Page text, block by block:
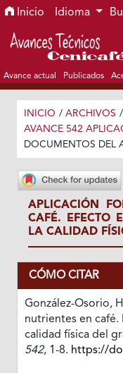
Ir al menú de
Ir al contenido
Ir al pie de página del
Inicio Idioma
Avance actual Publicados
INICIO / ARCHIVOS /
AVANCE 542
DOCUMENTOS DEL
APLICACIÓN
CAFÉ. EFECTO
LA CALIDAD
CÓMO CITAR
González-Osorio,
nutrientes en café.
calidad física del
542, 1-8. https://